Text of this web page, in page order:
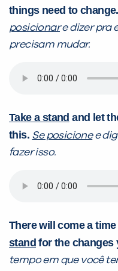
things need to change.
posicionare dizer pra
precisam mudar.
Take a stand and let
this. Se posicionee
fazer isso.
There will come a time
stand for the changes
tempo em que você
Preencha
já vamos te